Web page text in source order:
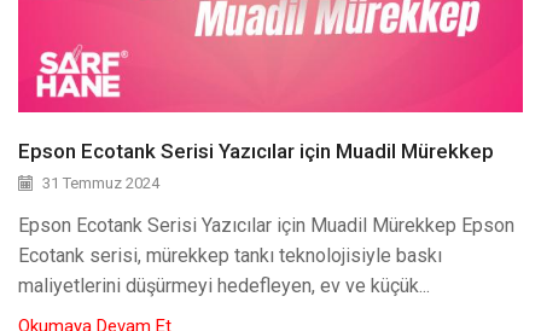
Epson Ecotank Serisi Yazıcılar için Muadil Mürekkep
31 Temmuz 2024
Epson Ecotank Serisi Yazıcılar için Muadil Mürekkep Epson
Ecotank serisi, mürekkep tankı teknolojisiyle baskı
maliyetlerini düşürmeyi hedefleyen, ev ve küçük...
Okumaya Devam Et